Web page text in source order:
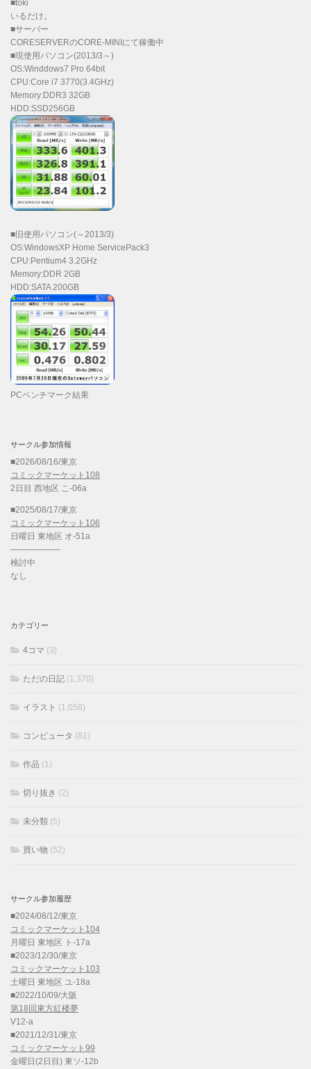
■toki
いるだけ。
■サーバー
CORESERVERのCORE-MINIにて稼働中
■現使用パソコン(2013/3～)
OS:Winddows7 Pro 64bit
CPU:Core i7 3770(3.4GHz)
Memory:DDR3 32GB
HDD:SSD256GB
■旧使用パソコン(～2013/3)
OS:WindowsXP Home ServicePack3
CPU:Pentium4 3.2GHz
Memory:DDR 2GB
HDD:SATA 200GB
PCベンチマーク結果
サークル参加情報
■2026/08/16/東京
コミックマーケット108
2日目 西地区 こ-06a
■2025/08/17/東京
コミックマーケット106
日曜日 東地区 オ-51a
——————
検討中
なし
カテゴリー
4コマ (3)
ただの日記 (1,370)
イラスト (1,058)
コンピュータ (81)
作品 (1)
切り抜き (2)
未分類 (5)
買い物 (52)
サークル参加履歴
■2024/08/12/東京
コミックマーケット104
月曜日 東地区 ト-17a
■2023/12/30/東京
コミックマーケット103
土曜日 東地区 ユ-18a
■2022/10/09/大阪
第18回東方紅楼夢
V12-a
■2021/12/31/東京
コミックマーケット99
金曜日(2日目) 東ソ-12b